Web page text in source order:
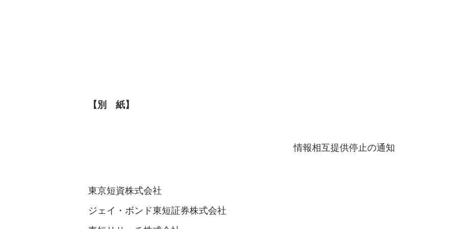
【別 紙】
情報相互提供停止の通知
東京短資株式会社
ジェイ・ボンド東短証券株式会社